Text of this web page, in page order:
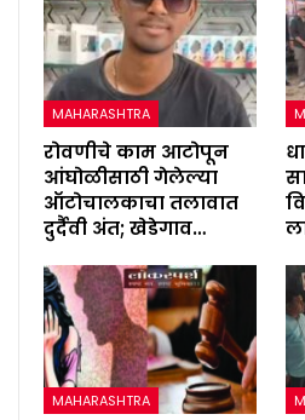
MAHARASHTRA
रोवणीचे काम आटोपून
आंघोळीसाठी गेलेल्या
ऑटोचालकाचा तलावात
दुर्दैवी अंत; खेडेगाव…
MAHARASHTRA